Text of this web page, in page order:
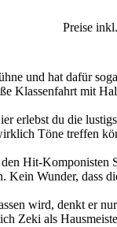
Preise
und hat dafür
Klassenfahrt mit
erlebst du die
Töne treffen
Hit-
Kein Wunder, dass
wird, denkt er
Zeki als